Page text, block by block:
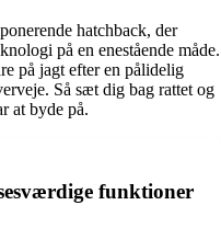
hatchback, der
på en enestående måde.
på jagt efter en pålidelig
Så sæt dig bag rattet og
at byde på.
funktioner